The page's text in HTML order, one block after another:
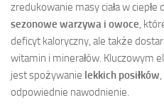
zredukowanie masy ciała w ciepłe
sezonowe warzywa i owoce,
deficyt kaloryczny, ale także
witamin i minerałów. Kluczowym
jest spożywanie lekkich posiłków
odpowiednie nawodnienie.